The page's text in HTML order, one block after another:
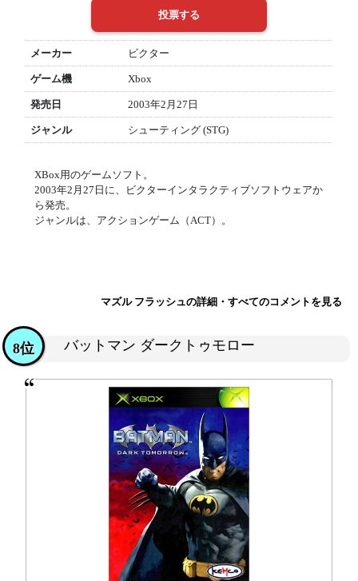
メーカー ビクター
ゲーム機 Xbox
発売日 2003年2月27日
ジャンル シューティング (STG)
XBox用のゲームソフト。
2003年2月27日に、ビクターインタラクティブソフトウェアか
ら発売。
ジャンルは、アクションゲーム（ACT）。
マズル フラッシュの詳細・すべてのコメントを見る
バットマン ダークトゥモロー
8位